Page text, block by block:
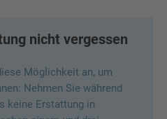
nicht vergessen
Möglichkeit an, um
Nehmen Sie während
keine Erstattung in